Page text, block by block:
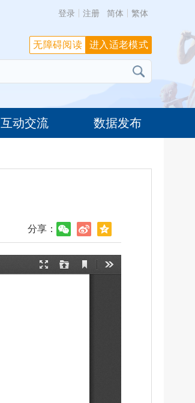
登录 注册 简体 繁体
互动交流 数据发布
进入适老模式
无障碍阅读
分享：